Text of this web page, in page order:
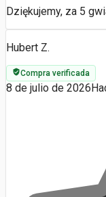
Dziękujemy, za 5
Hubert Z.
Compra verificada
8 de julio de 2026